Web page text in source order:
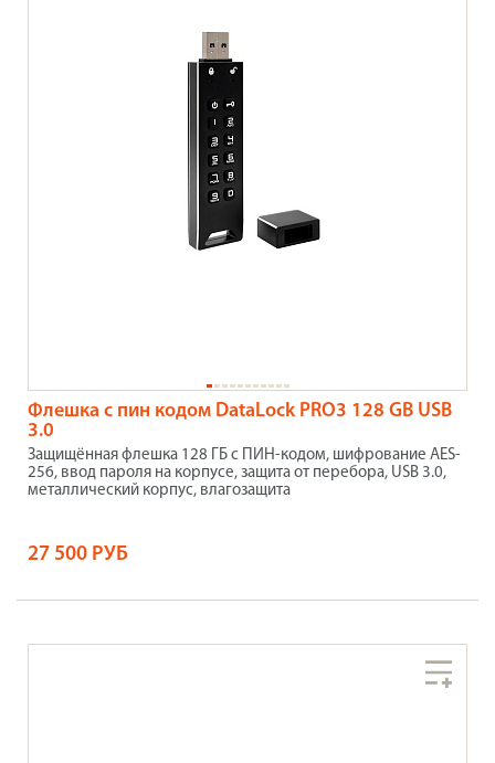
Флешка с пин кодом DataLock PRO3 128 GB USB
3.0
Защищённая флешка 128 ГБ с ПИН-кодом, шифрование AES-
256, ввод пароля на корпусе, защита от перебора, USB 3.0,
металлический корпус, влагозащита
27 500 РУБ